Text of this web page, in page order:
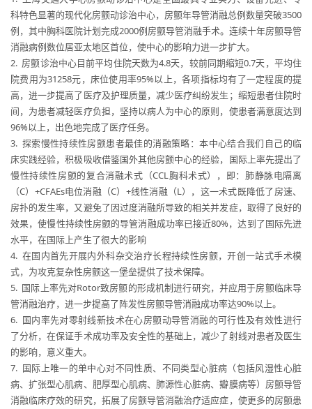
科特色显著的现代化房颤动诊治中心，房颤年导管消融总例数量突破3500
例，其中胸科医院计划完成2000例房颤导管消融手术。连续十年房颤导管
消融病例数位居亚太地区首位，使中心的影响力进一步扩大。
2. 房颤诊治中心目前平均住院天数为4.8天，较前同期缩短0.7天，平均住
院费用为31258元，床位使用率95%以上，各项指标均有了一定程度的提
高，进一步提高了医疗及护理质量，减少医疗纠纷发生；缩短患者住院时
间，为患者减轻医疗负担，坚持以病人为中心的原则，使患者满意度达到
96%以上，出色地完成了医疗任务。
3. 探索慢性持续性房颤患者最佳的消融策略：本中心结合我们自己的临
床实践经验，积极吸收借鉴国外其他房颤中心的经验，国际上率先提出了
慢性持续性房颤的复合消融术式（CCL胸科术式），即：肺静脉电隔离
（C）+CFAEs电位消融（C）+线性消融（L），这一术式既降低了房速、
房扑的发生率，又避免了因过度消融所导致的相关并发症，取得了良好的
效果，使慢性持续性房颤的导管消融成功率已接近80%，达到了国际先进
水平，在国际上产生了很大的影响
4. 在国内首先开展内外科杂交治疗长程持续性房颤，开创一站式手术模
式，为攻克复杂性房颤这一堡垒提供了技术保障。
5. 国际上率先对Rotor致房颤的形成机制进行研究，并应用于房颤临床导
管消融治疗，进一步提高了阵发性房颤导管消融成功率达90%以上。
6. 国内率先对零射线新技术在心房颤动导管消融的可行性及有效性进行
了分析，在保证手术成功率及安全性的基础上，减少了射线对患者及医生
的影响，意义重大。
7. 国际上唯一的单中心对不同性质、不同类型心脏病（包括风湿性心脏
病、扩张型心肌病、肥厚型心肌病、肺源性心脏病、瓣膜病等）房颤导管
消融临床疗效的研究，拓展了房颤导管消融治疗适应症，使更多的房颤患